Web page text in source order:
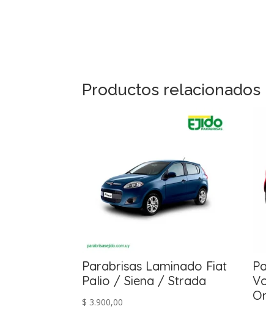
Productos relacionados
Parabrisas Laminado Fiat
Palio / Siena / Strada
$ 3.900,00